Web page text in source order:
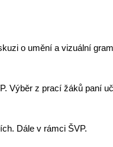
o umění a vizuální
Výběr z prací žáků paní
Dále v rámci ŠVP.